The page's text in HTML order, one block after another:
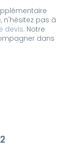
n'hésitez pas à
devis. Notre
dans